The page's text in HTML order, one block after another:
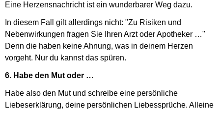
Eine Herzensnachricht ist ein wunderbarer Weg dazu.
In diesem Fall gilt allerdings nicht: "Zu Risiken und
Nebenwirkungen fragen Sie Ihren Arzt oder Apotheker …"
Denn die haben keine Ahnung, was in deinem Herzen
vorgeht. Nur du kannst das spüren.
6. Habe den Mut oder …
Habe also den Mut und schreibe eine persönliche
Liebeserklärung, deine persönlichen Liebessprüche. Alleine